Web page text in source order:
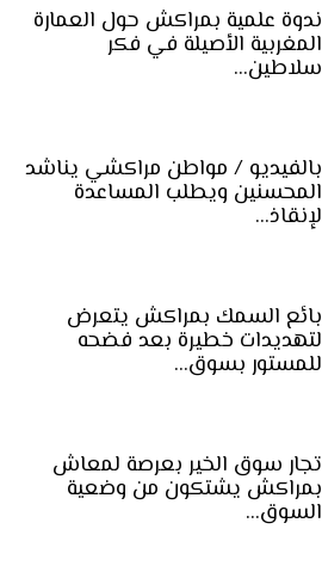
ندوة علمية بمراكش حول العمارة
المغربية الأصيلة في فكر
سلاطين…
بالفيديو / مواطن مراكشي يناشد
المحسنين ويطلب المساعدة
لإنقاذ…
بائع السمك بمراكش يتعرض
لتهديدات خطيرة بعد فضحه
للمستور بسوق…
تجار سوق الخير بعرصة لمعاش
بمراكش يشتكون من وضعية
السوق…